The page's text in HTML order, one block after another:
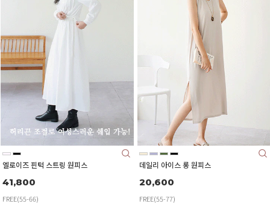
엘로이즈 핀턱 스트링 원피스
41,800
FREE(55-66)
데일리 아이스 롱 원피스
20,600
FREE(55-77)